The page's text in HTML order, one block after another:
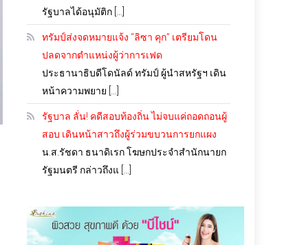
รัฐบาลได้อนุมัติก […]
ทรัมป์ส่งจดหมายแจ้ง “ลิซา คุก” เตรียมโดน
ปลดจากตำแหน่งผู้ว่าการเฟด
ประธานาธิบดีโดนัลด์ ทรัมป์ ผู้นำสหรัฐฯ เดิน
หน้าความพยาย […]
รัฐบาล ลั่น! คดีสอบท้องถิ่น ไม่จบแค่ถอดถอนผู้
สอบ เดินหน้าสาวถึงผู้ร่วมขบวนการยกแผง
น.ส.รัชดา ธนาดิเรก โฆษกประจำสำนักนายก
รัฐมนตรี กล่าวถึงแ […]